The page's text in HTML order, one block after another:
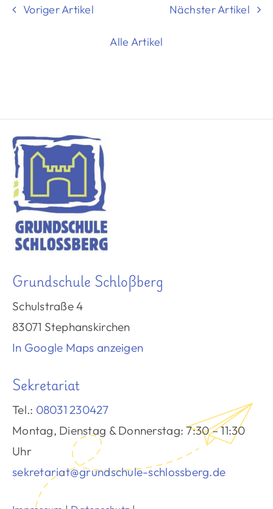
Voriger Artikel Nächster Artikel
Alle Artikel
Grundschule Schloßberg
Schulstraße 4
83071 Stephanskirchen
In Google Maps anzeigen
Sekretariat
Tel.: 08031 230427
Montag, Dienstag & Donnerstag: 7:30 – 11:30
Uhr
sekretariat@grundschule-schlossberg.de